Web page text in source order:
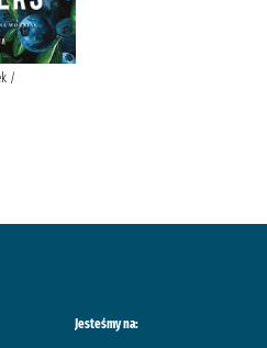
/
Jesteśmy na: